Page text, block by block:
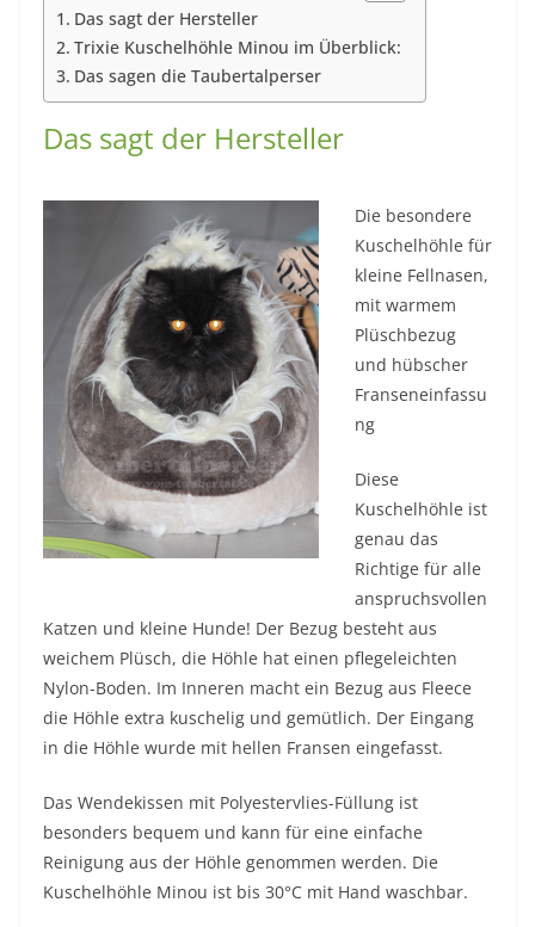
Das sagt der Hersteller
Trixie Kuschelhöhle Minou im Überblick:
Das sagen die Taubertalperser
Das sagt der Hersteller
Die besondere
Kuschelhöhle für
kleine Fellnasen,
mit warmem
Plüschbezug
und hübscher
Franseneinfassu
ng
Diese
Kuschelhöhle ist
genau das
Richtige für alle
anspruchsvollen
Katzen und kleine Hunde! Der Bezug besteht aus
weichem Plüsch, die Höhle hat einen pflegeleichten
Nylon-Boden. Im Inneren macht ein Bezug aus Fleece
die Höhle extra kuschelig und gemütlich. Der Eingang
in die Höhle wurde mit hellen Fransen eingefasst.
Das Wendekissen mit Polyestervlies-Füllung ist
besonders bequem und kann für eine einfache
Reinigung aus der Höhle genommen werden. Die
Kuschelhöhle Minou ist bis 30°C mit Hand waschbar.